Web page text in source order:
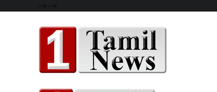
--> -->